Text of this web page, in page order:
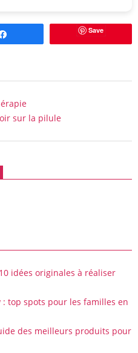
Save
sur la pilule
idées originales à réaliser
top spots pour les familles en
des meilleurs produits pour